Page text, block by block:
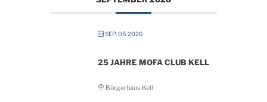
SEP. 05 2026
25 JAHRE MOFA CLUB KELL
Bürgerhaus Kell